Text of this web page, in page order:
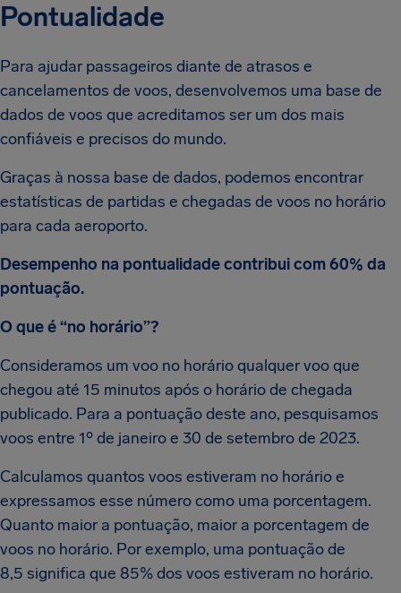
Pontualidade
Para ajudar passageiros diante de atrasos e
cancelamentos de voos, desenvolvemos uma base de
dados de voos que acreditamos ser um dos mais
confiáveis e precisos do mundo.
Graças à nossa base de dados, podemos encontrar
estatísticas de partidas e chegadas de voos no horário
para cada aeroporto.
Desempenho na pontualidade contribui com 60% da
pontuação.
O que é “no horário”?
Consideramos um voo no horário qualquer voo que
chegou até 15 minutos após o horário de chegada
publicado. Para a pontuação deste ano, pesquisamos
voos entre 1º de janeiro e 30 de setembro de 2023.
Calculamos quantos voos estiveram no horário e
expressamos esse número como uma porcentagem.
Quanto maior a pontuação, maior a porcentagem de
voos no horário. Por exemplo, uma pontuação de
8,5 significa que 85% dos voos estiveram no horário.